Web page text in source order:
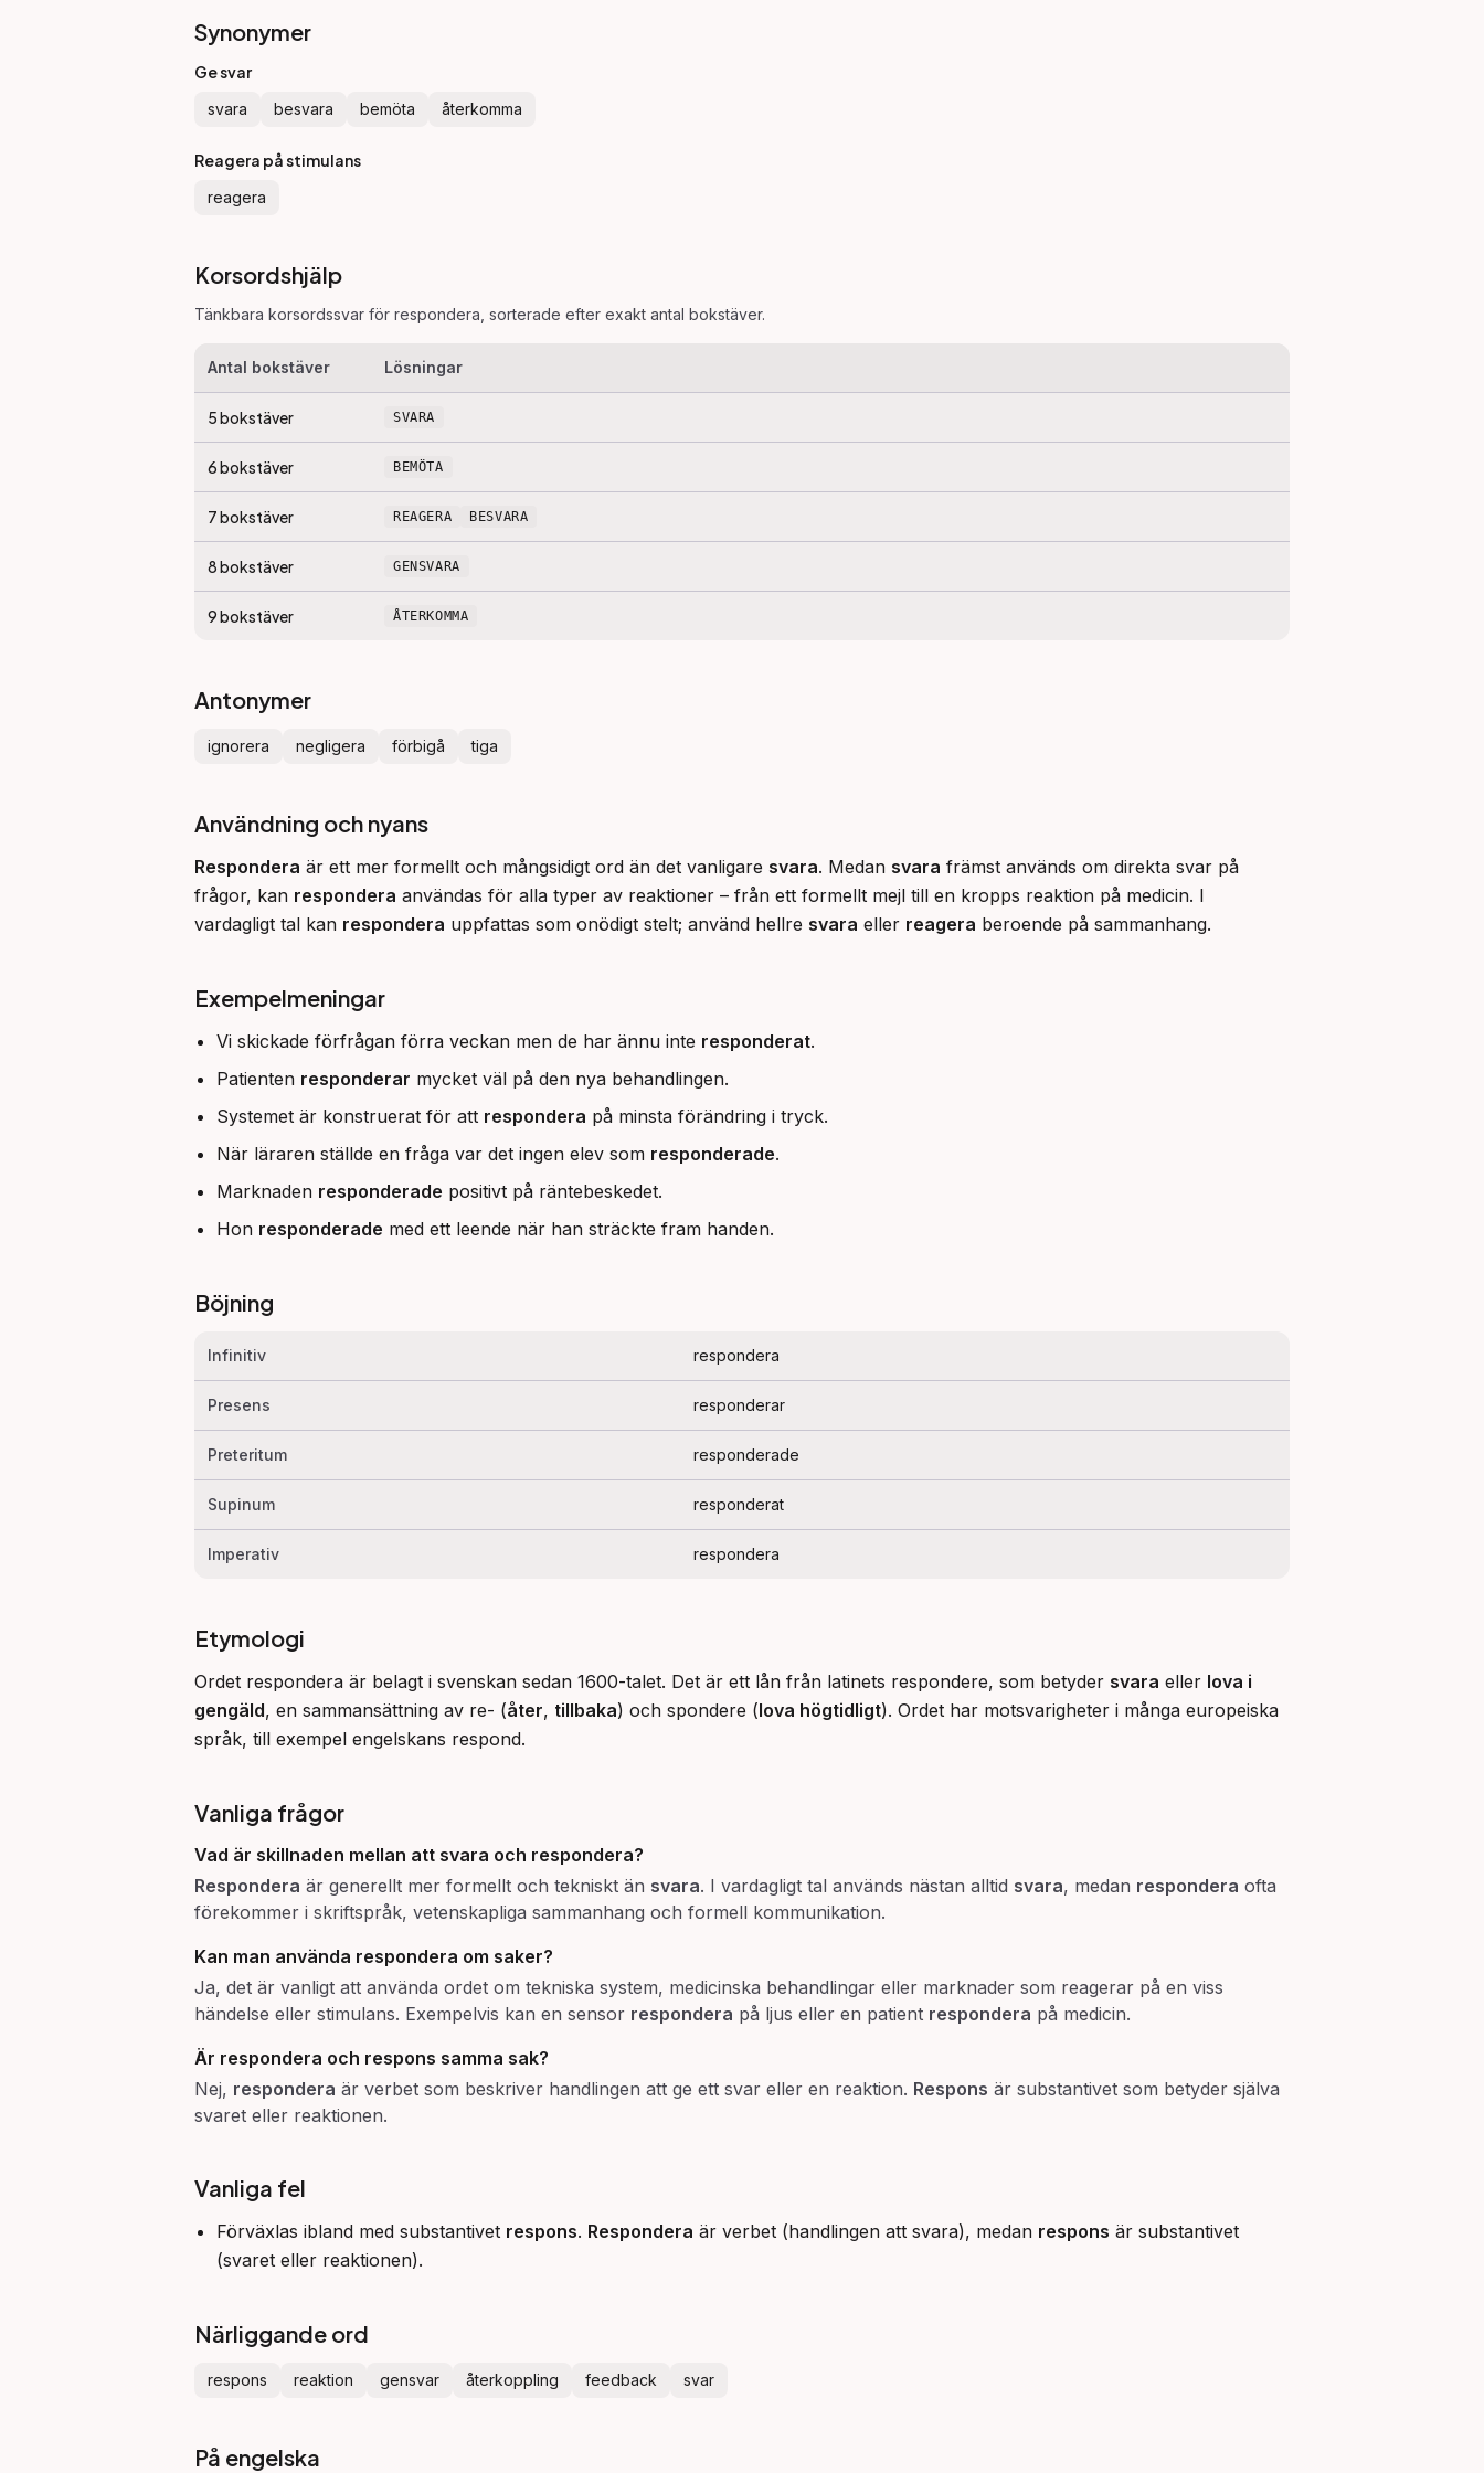
Synonymer
Ge svar
svara besvara bemöta återkomma
Reagera på stimulans
reagera
Korsordshjälp
Tänkbara korsordssvar för respondera , sorterade efter exakt antal bokstäver.
Antal bokstäver Lösningar
5bokstäver SVARA
6bokstäver BEMÖTA
7bokstäver REAGERA BESVARA
8bokstäver GENSVARA
9bokstäver ÅTERKOMMA
Antonymer
ignorera negligera förbigå tiga
Användning och nyans
Respondera är ett mer formellt och mångsidigt ord än det vanligare svara. Medan svara främst används om direkta svar på
frågor, kan respondera användas för alla typer av reaktioner – från ett formellt mejl till en kropps reaktion på medicin. I
vardagligt tal kan respondera uppfattas som onödigt stelt; använd hellre svara eller reagera beroende på sammanhang.
Exempelmeningar
Vi skickade förfrågan förra veckan men de har ännu inte responderat.
Patienten responderar mycket väl på den nya behandlingen.
Systemet är konstruerat för att respondera på minsta förändring i tryck.
När läraren ställde en fråga var det ingen elev som responderade.
Marknaden responderade positivt på räntebeskedet.
Hon responderade med ett leende när han sträckte fram handen.
Böjning
Infinitiv respondera
Presens responderar
Preteritum responderade
Supinum responderat
Imperativ respondera
Etymologi
Ordet respondera är belagt i svenskan sedan 1600-talet. Det är ett lån från latinets respondere, som betyder svara eller lova i
gengäld, en sammansättning av re- (åter, tillbaka) och spondere (lova högtidligt). Ordet har motsvarigheter i många europeiska
språk, till exempel engelskans respond.
Vanliga frågor
Vad är skillnaden mellan att svara och respondera?
Respondera är generellt mer formellt och tekniskt än svara. I vardagligt tal används nästan alltid svara, medan respondera ofta
förekommer i skriftspråk, vetenskapliga sammanhang och formell kommunikation.
Kan man använda respondera om saker?
Ja, det är vanligt att använda ordet om tekniska system, medicinska behandlingar eller marknader som reagerar på en viss
händelse eller stimulans. Exempelvis kan en sensor respondera på ljus eller en patient respondera på medicin.
Är respondera och respons samma sak?
Nej, respondera är verbet som beskriver handlingen att ge ett svar eller en reaktion. Respons är substantivet som betyder själva
svaret eller reaktionen.
Vanliga fel
Förväxlas ibland med substantivet respons. Respondera är verbet (handlingen att svara), medan respons är substantivet
(svaret eller reaktionen).
Närliggande ord
respons reaktion gensvar återkoppling feedback svar
På engelska